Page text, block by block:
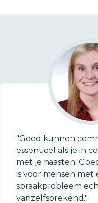
"Goed kunnen
essentieel als je in
met je naasten.
is voor mensen met
spraakprobleem
vanzelfsprekend."